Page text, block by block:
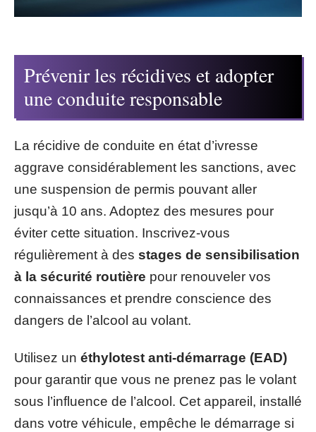
Prévenir les récidives et adopter
une conduite responsable
La récidive de conduite en état d’ivresse
aggrave considérablement les sanctions, avec
une suspension de permis pouvant aller
jusqu’à 10 ans. Adoptez des mesures pour
éviter cette situation. Inscrivez-vous
régulièrement à des stages de sensibilisation
à la sécurité routière pour renouveler vos
connaissances et prendre conscience des
dangers de l’alcool au volant.
Utilisez un éthylotest anti-démarrage (EAD)
pour garantir que vous ne prenez pas le volant
sous l’influence de l’alcool. Cet appareil, installé
dans votre véhicule, empêche le démarrage si